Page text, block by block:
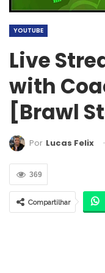
YOUTUBE
Live
with
[Brawl
Por Lucas Felix
369
Compartilhar